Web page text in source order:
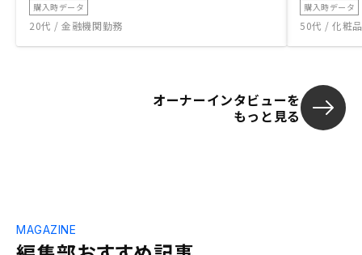
購入時データ
20代 / 金融機関勤務
購入時データ
50代 / 化粧
オーナーインタビューを
もっと見る
MAGAZINE